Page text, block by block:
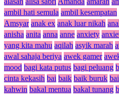
ambil hati semula ambil kesempatan
Amsyar anak ex anak luar nikah
anisha anita anna anne anxiety
yang kita mahu aqilah asyik marah
awal sahaja beriya awek gamer
mood bagi kata putus bagi peluang
cinta kekasih bai baik baik buruk
kahwin bakal mentua bakal tunang